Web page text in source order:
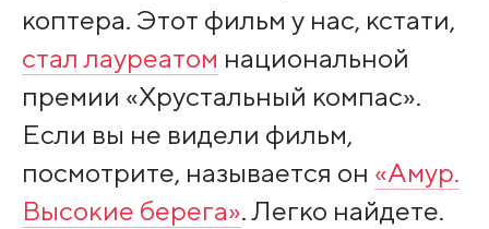
коптера. Этот фильм у нас, кстати,
стал лауреатом национальной
премии «Хрустальный компас».
Если вы не видели фильм,
посмотрите, называется он «Амур.
Высокие берега». Легко найдете.